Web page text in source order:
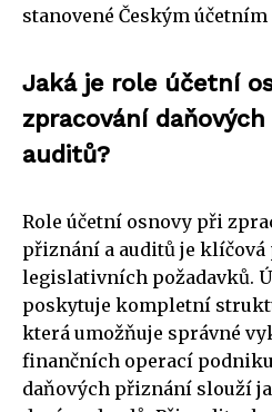
stanovené Českým
Jaká je role účetní
zpracování
auditů?
Role účetní osnovy při
přiznání a auditů je
legislativních požadavků.
poskytuje kompletní
která umožňuje správné
finančních operací
daňových přiznání slouží